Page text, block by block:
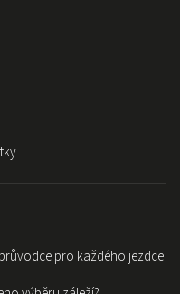
pro každého jezdce